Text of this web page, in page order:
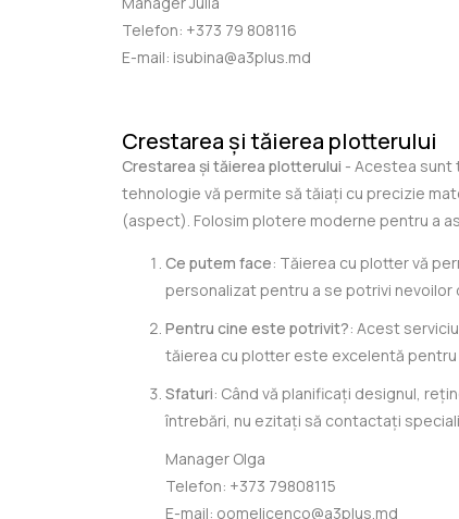
Telefon: +373 79 808116
E-mail: isubina@a3plus.md
Crestarea și tăierea plotterului
Crestarea și tăierea plotterului - Acestea sunt
tehnologie vă permite să tăiați cu precizie
(aspect). Folosim plotere moderne pentru a
Ce putem face: Tăierea cu plotter vă
personalizat pentru a se potrivi
Pentru cine este potrivit?: Acest
tăierea cu plotter este excelentă
Sfaturi: Când vă planificați designul,
întrebări, nu ezitați să contactați
Manager Olga
Telefon: +373 79808115
E-mail: oomelicenco@a3plus.md